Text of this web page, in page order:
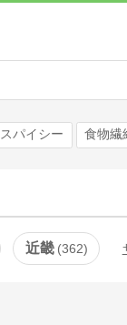
スパイシー 食物繊
近畿 362